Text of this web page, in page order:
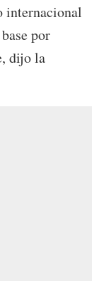
internacional
por
dijo la